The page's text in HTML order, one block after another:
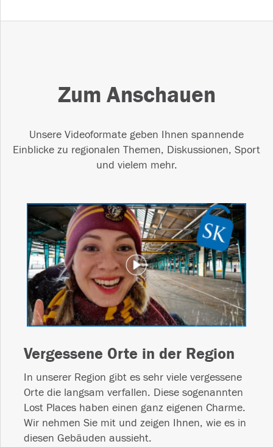
Zum Anschauen
Unsere Videoformate geben Ihnen spannende
Einblicke zu regionalen Themen, Diskussionen, Sport
und vielem mehr.
Vergessene Orte in der Region
In unserer Region gibt es sehr viele vergessene
Orte die langsam verfallen. Diese sogenannten
Lost Places haben einen ganz eigenen Charme.
Wir nehmen Sie mit und zeigen Ihnen, wie es in
diesen Gebäuden aussieht.